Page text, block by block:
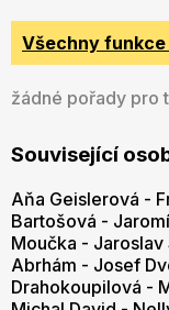
Všechny
žádné pořady pro
Související
Aňa Geislerová -
Bartošová -
Moučka - Jaroslav
Abrhám - Josef
Drahokoupilová -